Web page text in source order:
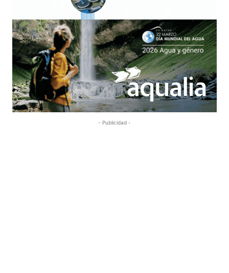
- Publicidad -